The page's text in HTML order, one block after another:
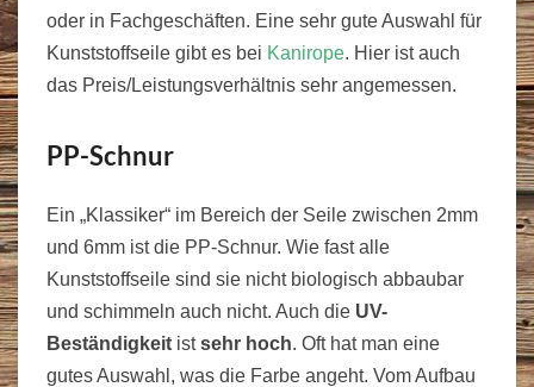
oder in Fachgeschäften. Eine sehr gute Auswahl für
Kunststoffseile gibt es bei Kanirope. Hier ist auch
das Preis/Leistungsverhältnis sehr angemessen.
PP-Schnur
Ein „Klassiker“ im Bereich der Seile zwischen 2mm
und 6mm ist die PP-Schnur. Wie fast alle
Kunststoffseile sind sie nicht biologisch abbaubar
und schimmeln auch nicht. Auch die UV-
Beständigkeit istsehr hoch. Oft hat man eine
gutes Auswahl, was die Farbe angeht. Vom Aufbau